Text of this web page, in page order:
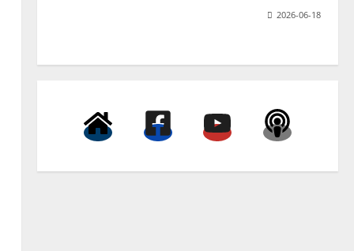
普世宣教
余自力
2026-06-18